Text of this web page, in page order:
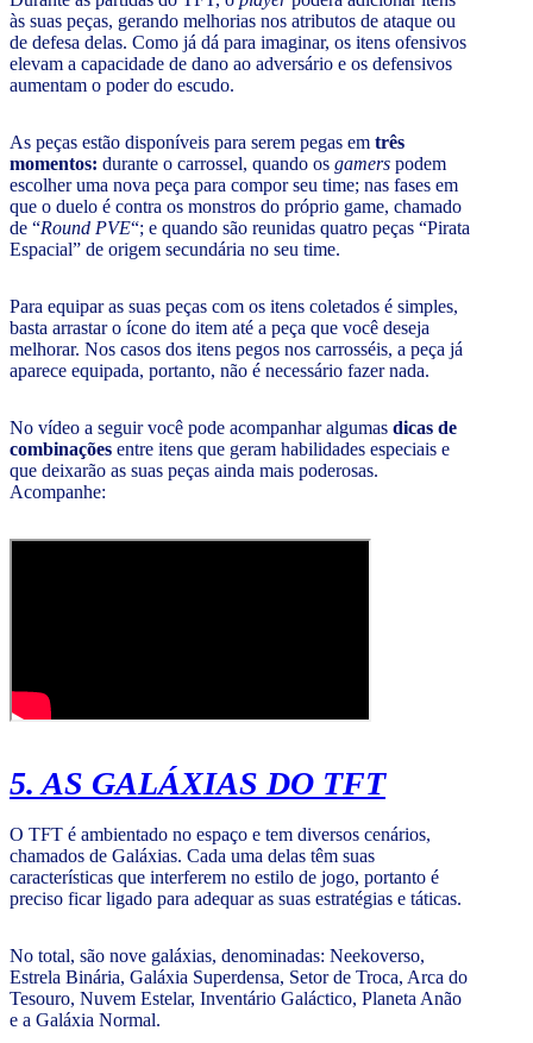
às suas peças, gerando melhorias nos atributos de ataque ou
de defesa delas. Como já dá para imaginar, os itens ofensivos
elevam a capacidade de dano ao adversário e os defensivos
aumentam o poder do escudo.
As peças estão disponíveis para serem pegas em três
momentos: durante o carrossel, quando os gamers podem
escolher uma nova peça para compor seu time; nas fases em
que o duelo é contra os monstros do próprio game, chamado
de “Round PVE“; e quando são reunidas quatro peças “Pirata
Espacial” de origem secundária no seu time.
Para equipar as suas peças com os itens coletados é simples,
basta arrastar o ícone do item até a peça que você deseja
melhorar. Nos casos dos itens pegos nos carrosséis, a peça já
aparece equipada, portanto, não é necessário fazer nada.
No vídeo a seguir você pode acompanhar algumas dicas de
combinações entre itens que geram habilidades especiais e
que deixarão as suas peças ainda mais poderosas.
Acompanhe:
5. AS GALÁXIAS DO TFT
O TFT é ambientado no espaço e tem diversos cenários,
chamados de Galáxias. Cada uma delas têm suas
características que interferem no estilo de jogo, portanto é
preciso ficar ligado para adequar as suas estratégias e táticas.
No total, são nove galáxias, denominadas: Neekoverso,
Estrela Binária, Galáxia Superdensa, Setor de Troca, Arca do
Tesouro, Nuvem Estelar, Inventário Galáctico, Planeta Anão
e a Galáxia Normal.